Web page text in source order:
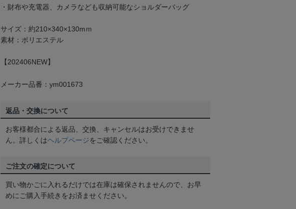
・財布や充電器、カメラなども収納可能なショルダーバッグ
サイズ：約210×340×130mｍ
素材：ポリエステル
【202406NEW】
メーカー品番：ym001673
返品・交換について
お客様都合による返品、交換、キャンセルはお受けできませ
ん。詳しくはヘルプページをご確認ください。
ご注文の確定について
買い物かごに入れるだけでは在庫は確保されませんので、お早
めにご購入手続きをお済ませください。